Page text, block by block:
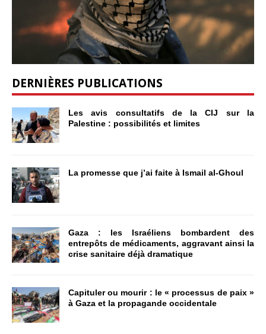
DERNIÈRES PUBLICATIONS
Les avis consultatifs de la CIJ sur la
Palestine : possibilités et limites
La promesse que j’ai faite à Ismail al-Ghoul
Gaza : les Israéliens bombardent des
entrepôts de médicaments, aggravant ainsi la
crise sanitaire déjà dramatique
Capituler ou mourir : le « processus de paix »
à Gaza et la propagande occidentale